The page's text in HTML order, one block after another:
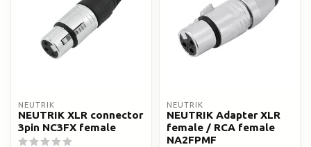
NEUTRIK
NEUTRIK XLR connector
3pin NC3FX female
NEUTRIK
NEUTRIK Adapter XLR
female / RCA female
NA2FPMF